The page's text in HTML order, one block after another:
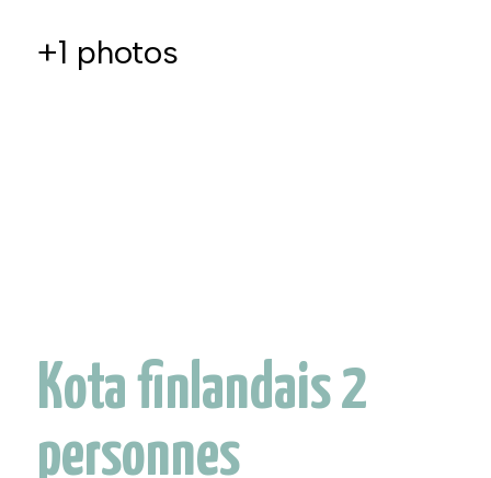
+1 photos
Kota finlandais 2
personnes